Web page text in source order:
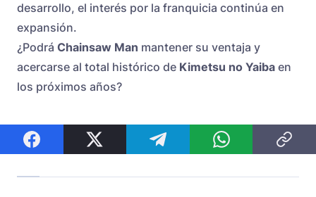
desarrollo, el interés por la franquicia continúa en
expansión.
¿Podrá Chainsaw Man mantener su ventaja y
acercarse al total histórico de Kimetsu no Yaiba en
los próximos años?